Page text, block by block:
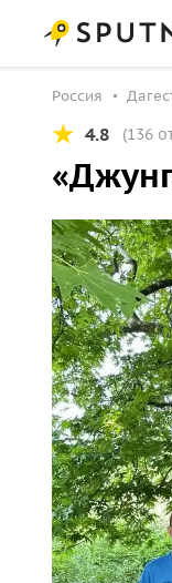
Россия
4.8 (136